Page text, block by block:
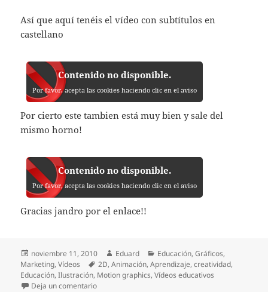
Así que aquí tenéis el vídeo con subtítulos en
castellano
Contenido no disponible.
Por favor, acepta las cookies haciendo clic en el aviso
Por cierto este tambien está muy bien y sale del
mismo horno!
Contenido no disponible.
Por favor, acepta las cookies haciendo clic en el aviso
Gracias jandro por el enlace!!
Publicado
el
noviembre 11, 2010 Autor
Eduard Categorías
Educación,Gráficos,
Marketing,Vídeos Etiquetas
2D,Animación,Aprendizaje,creatividad,
Educación,Ilustración, Motion graphics,Vídeos educativos
Deja un comentarioen De donde vienen las ideas – Referencia de estilo